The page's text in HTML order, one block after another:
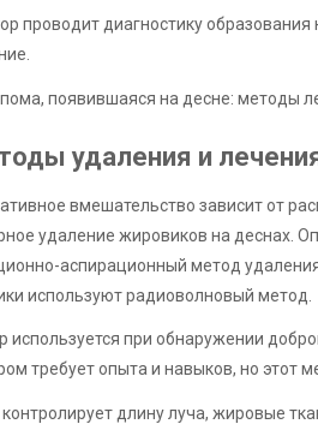
проводит диагностику
удаления и
вмешательство зависит от
удаление жировиков на деснах.
аспирационный метод
используют радиоволновый метод.
используется при обнаружении
требует опыта и навыков, но этот
длину луча, жировые